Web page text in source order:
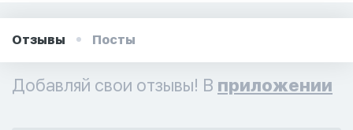
Отзывы Посты
Добавляй свои отзывы! В приложении